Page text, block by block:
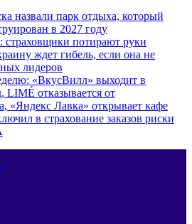
назвали парк отдыха, который
в 2027 году
потирают руки
ждет гибель, если она не
лидеров
«ВкусВилл» выходит в
LIMÉ отказывается от
«Яндекс Лавка» открывает кафе
в страхование заказов риски